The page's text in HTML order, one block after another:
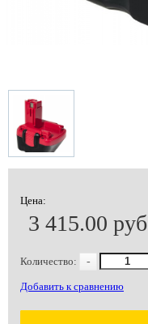
Цена:
3 415.00 руб
Количество: -
Добавить к сравнению